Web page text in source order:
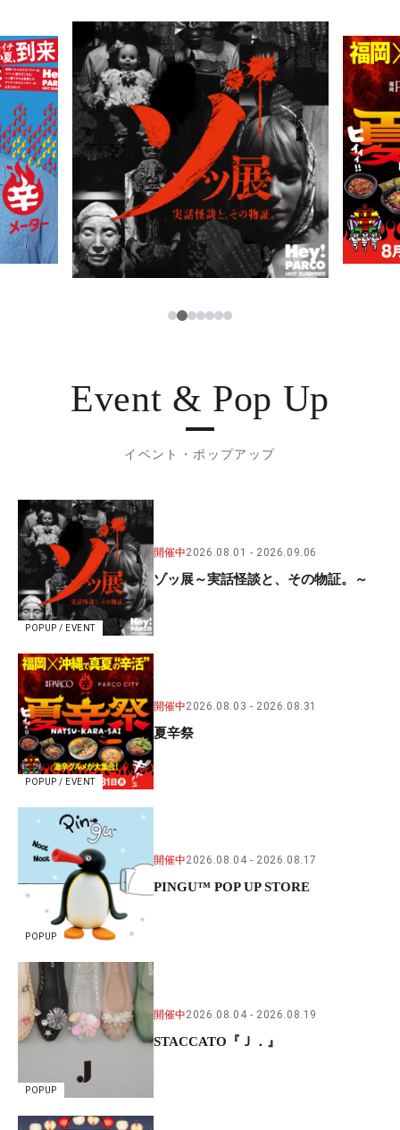
PARCOメンバーズ
123456
Event & Pop Up
イベント・ポップアップ
POPUP / EVENT
開催中2026.08.01 2026.09.06
ゾッ展～実話怪談と、その物証。～
POPUP / EVENT
開催中2026.08.03 2026.08.31
夏辛祭
POPUP
開催中2026.08.04 2026.08.17
PINGU™ POP UP STORE
POPUP
開催中2026.08.04 2026.08.19
STACCATO『Ｊ．』